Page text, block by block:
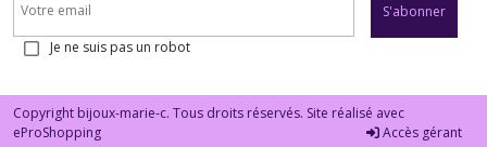
S'abonner
Je ne suis pas un robot
Copyright bijoux-marie-c. Tous droits réservés. Site réalisé avec
eProShopping
Accès gérant